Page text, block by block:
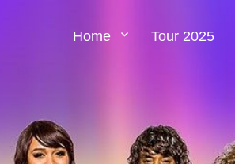
Home Tour 2025